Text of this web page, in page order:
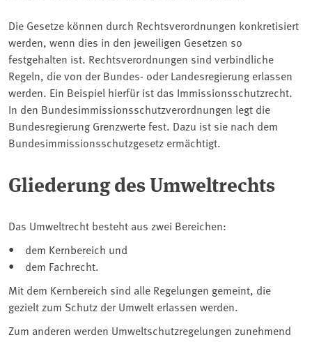
Die Gesetze können durch Rechtsverordnungen konkretisiert
werden, wenn dies in den jeweiligen Gesetzen so
festgehalten ist. Rechtsverordnungen sind verbindliche
Regeln, die von der Bundes- oder Landesregierung erlassen
werden. Ein Beispiel hierfür ist das Immissionsschutzrecht.
In den Bundesimmissionsschutzverordnungen legt die
Bundesregierung Grenzwerte fest. Dazu ist sie nach dem
Bundesimmissionsschutzgesetz ermächtigt.
Gliederung des Umweltrechts
Das Umweltrecht besteht aus zwei Bereichen:
• dem Kernbereich und
• dem Fachrecht.
Mit dem Kernbereich sind alle Regelungen gemeint, die
gezielt zum Schutz der Umwelt erlassen werden.
Zum anderen werden Umweltschutzregelungen zunehmend